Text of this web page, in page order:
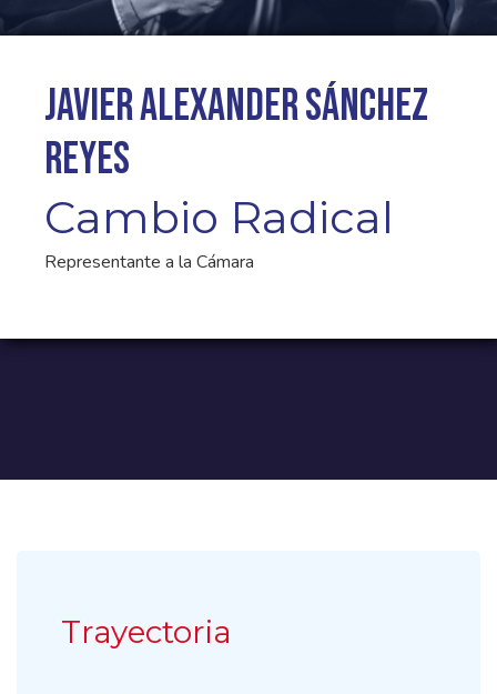
Javier Alexander Sánchez
Reyes
Cambio Radical
Representante a la Cámara
Trayectoria